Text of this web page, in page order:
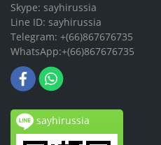
Skype: sayhirussia
Line ID: sayhirussia
Telegram: +(66)867676735
WhatsApp:+(66)867676735
sayhirussia